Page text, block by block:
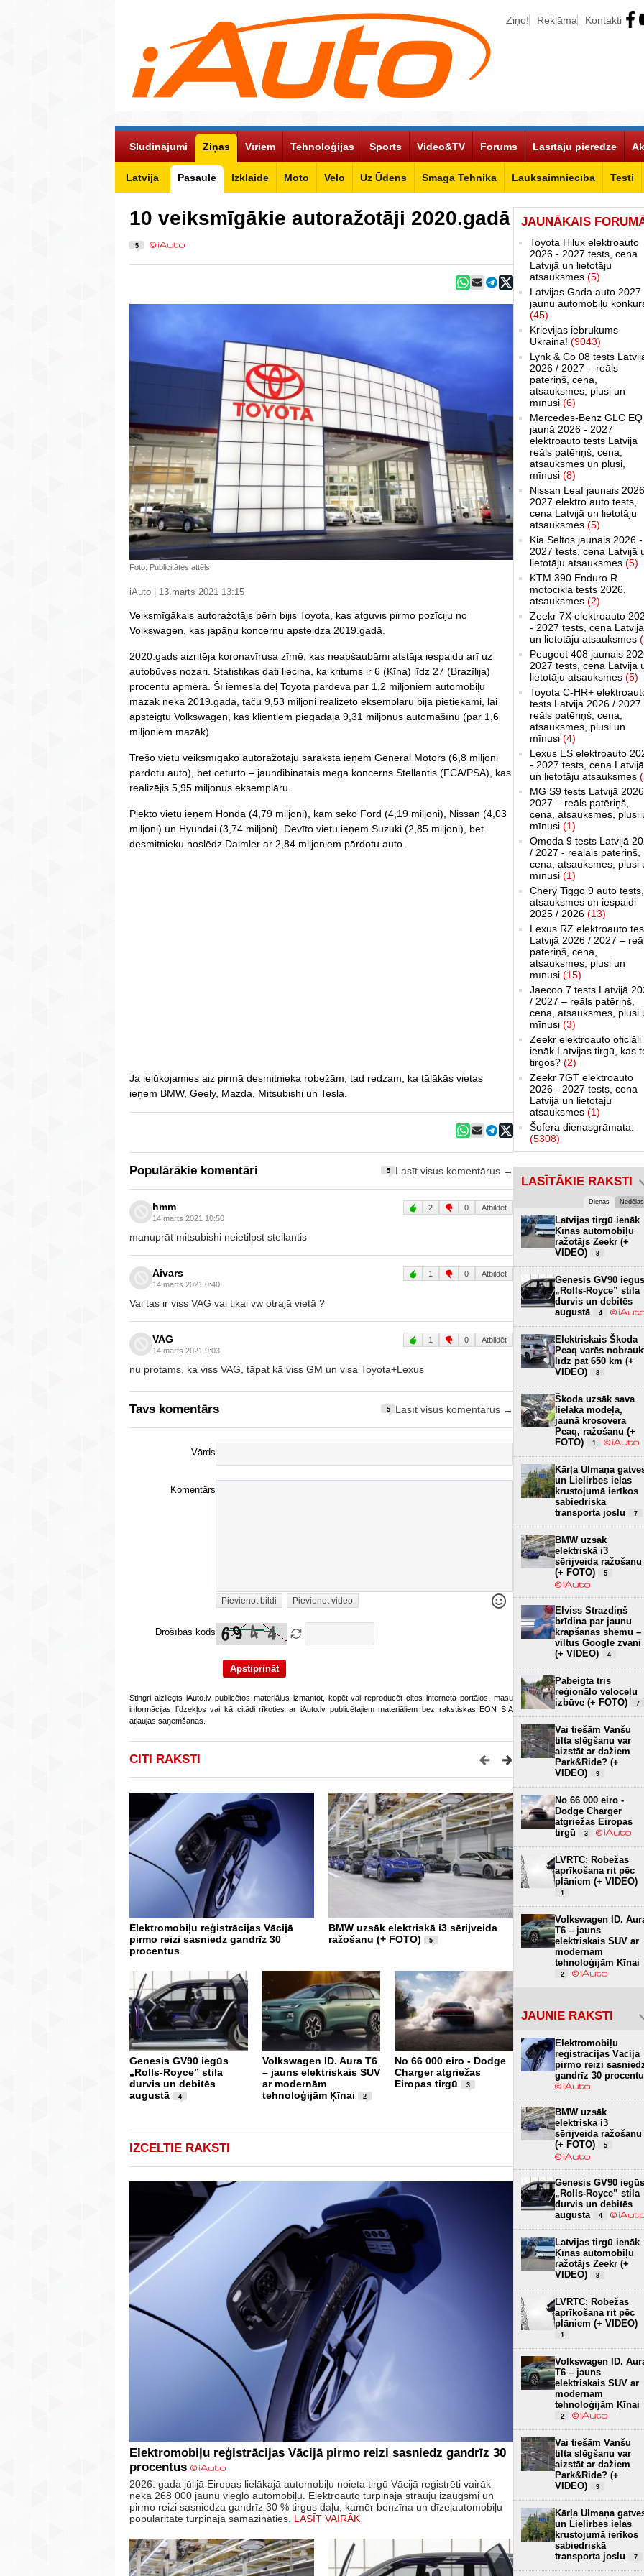
Ziņo! Reklāma Kontakti
Sludinājumi Ziņas
Latvijā Pasaulē Izklaide Moto Velo Uz Ūdens Smagā Tehnika Lauksaimniecība Testi
Vīriem Tehnoloģijas Sports Video&TV Forums Lasītāju pieredze
10 veiksmīgākie autoražotāji 2020.gadā
5
Foto: Publicitātes attēls
iAuto | 13.marts 2021 13:15
Veiksmīgākais autoražotājs pērn bijis Toyota, kas atguvis pirmo pozīciju no
Volkswagen, kas japāņu koncernu apsteidza 2019.gadā.
2020.gads aizritēja koronavīrusa zīmē, kas neapšaubāmi atstāja iespaidu arī uz
autobūves nozari. Statistikas dati liecina, ka kritums ir 6 (Ķīna) līdz 27 (Brazīlija)
procentu apmērā. Šī iemesla dēļ Toyota pārdeva par 1,2 miljoniem automobiļu
mazāk nekā 2019.gadā, taču 9,53 miljoni realizēto eksemplāru bija pietiekami, lai
apsteigtu Volkswagen, kas klientiem piegādāja 9,31 miljonus automašīnu (par 1,6
miljoniem mazāk).
Trešo vietu veiksmīgāko autoražotāju sarakstā ieņem General Motors (6,8 miljoni
pārdotu auto), bet ceturto – jaundibinātais mega koncerns Stellantis (FCA/PSA), kas
realizējis 5,95 miljonus eksemplāru.
Piekto vietu ieņem Honda (4,79 miljoni), kam seko Ford (4,19 miljoni), Nissan (4,03
miljoni) un Hyundai (3,74 miljoni). Devīto vietu ieņem Suzuki (2,85 miljoni), bet
desmitnieku noslēdz Daimler ar 2,84 miljoniem pārdotu auto.
Ja ielūkojamies aiz pirmā desmitnieka robežām, tad redzam, ka tālākās vietas
ieņem BMW, Geely, Mazda, Mitsubishi un Tesla.
Populārākie komentāri 5 Lasīt visus komentārus →
hmm
14.marts 2021 10:50
2 0 Atbildēt
manuprāt mitsubishi neietilpst stellantis
Aivars
14.marts 2021 0:40
1 0 Atbildēt
Vai tas ir viss VAG vai tikai vw otrajā vietā ?
VAG
14.marts 2021 9:03
1 0 Atbildēt
nu protams, ka viss VAG, tāpat kā viss GM un visa Toyota+Lexus
Tavs komentārs 5 Lasīt visus komentārus →
Vārds
Komentārs
Pievienot bildi Pievienot video
Drošības kods
Stingri aizliegts iAuto.lv publicētos materiālus izmantot, kopēt vai reproducēt citos interneta portālos, masu
informācijas līdzekļos vai kā citādi rīkoties ar iAuto.lv publicētajiem materiāliem bez rakstiskas EON SIA
atļaujas saņemšanas.
CITI RAKSTI
Elektromobiļu reģistrācijas Vācijā
pirmo reizi sasniedz gandrīz 30
procentus
BMW uzsāk elektriskā i3 sērijveida
ražošanu (+ FOTO)
5
Genesis GV90 iegūs
„Rolls-Royce” stila
durvis un debitēs
augustā
4
Volkswagen ID. Aura T6
– jauns elektriskais SUV
ar modernām
tehnoloģijām Ķīnai
2
No 66 000 eiro - Dodge
Charger atgriežas
Eiropas tirgū
3
Škoda uzsāk sava lielākā
jaunā krosovera Peaq,
FOTO)
1
Arī Mercedes atgriezīs
fiziskās pogas, tomēr
ekrāni dominēs
IZCELTIE RAKSTI
Elektromobiļu reģistrācijas Vācijā pirmo reizi sasniedz gandrīz 30
procentus
2026. gada jūlijā Eiropas lielākajā automobiļu noieta tirgū Vācijā reģistrēti vairāk
nekā 268 000 jaunu vieglo automobiļu. Elektroauto turpināja strauju izaugsmi un
pirmo reizi sasniedza gandrīz 30 % tirgus daļu, kamēr benzīna un dīzeļautomobiļu
popularitāte turpināja samazināties. LASĪT VAIRĀK
JAUNĀKAIS
Toyota Hilux elektroauto
2026 - 2027 tests, cena
Latvijā un lietotāju
atsauksmes (5)
Latvijas Gada auto 2027
jaunu automobiļu
(45)
Krievijas iebrukums
Ukrainā! (9043)
Lynk & Co 08 tests
2026 / 2027 – reāls
patēriņš, cena,
atsauksmes, plusi un
mīnusi (6)
Mercedes-Benz GLC EQ
jaunā 2026 - 2027
elektroauto tests Latvijā
reāls patēriņš, cena,
atsauksmes un plusi,
mīnusi (8)
Nissan Leaf jaunais
2027 elektro auto tests,
cena Latvijā un lietotāju
atsauksmes (5)
Kia Seltos jaunais 2026 -
2027 tests, cena Latvijā
lietotāju atsauksmes (5)
KTM 390 Enduro R
motocikla tests 2026,
atsauksmes (2)
Zeekr 7X elektroauto
- 2027 tests, cena Latvijā
un lietotāju atsauksmes
Peugeot 408 jaunais
2027 tests, cena Latvijā
lietotāju atsauksmes (5)
Toyota C-HR+
tests Latvijā 2026 / 2027
reāls patēriņš, cena,
atsauksmes, plusi un
mīnusi (4)
Lexus ES elektroauto
- 2027 tests, cena Latvijā
un lietotāju atsauksmes
MG S9 tests Latvijā
2027 – reāls patēriņš,
cena, atsauksmes, plusi
mīnusi (1)
Omoda 9 tests Latvijā
/ 2027 - reālais patēriņš,
cena, atsauksmes, plusi
mīnusi (1)
Chery Tiggo 9 auto tests,
atsauksmes un iespaidi
2025 / 2026 (13)
Lexus RZ elektroauto
Latvijā 2026 / 2027 –
patēriņš, cena,
atsauksmes, plusi un
mīnusi (15)
Jaecoo 7 tests Latvijā
/ 2027 – reāls patēriņš,
cena, atsauksmes, plusi
mīnusi (3)
Zeekr elektroauto oficiāli
ienāk Latvijas tirgū, kas
tirgos? (2)
Zeekr 7GT elektroauto
2026 - 2027 tests, cena
Latvijā un lietotāju
atsauksmes (1)
Šofera dienasgrāmata.
(5308)
LASĪTĀKIE RAKSTI
Dienas Nedēļas
Latvijas tirgū ienāk
Ķīnas automobiļu
ražotājs Zeekr (+
VIDEO)
8
Genesis GV90 iegūs
„Rolls-Royce” stila
durvis un debitēs
augustā
4
Elektriskais Škoda
Peaq varēs
līdz pat 650 km (+
VIDEO)
8
Škoda uzsāk sava
lielākā modeļa,
jaunā krosovera
Peaq, ražošanu (+
FOTO)
1
Kārļa Ulmaņa
un Lielirbes ielas
krustojumā ierīkos
sabiedriskā
transporta joslu
7
BMW uzsāk
elektriskā i3
sērijveida ražošanu
(+ FOTO)
5
Elviss Strazdiņš
brīdina par jaunu
krāpšanas shēmu –
viltus Google zvani
(+ VIDEO)
4
Pabeigta trīs
reģionālo veloceļu
izbūve (+ FOTO)
7
Vai tiešām Vanšu
tilta slēgšanu var
aizstāt ar dažiem
Park&Ride? (+
VIDEO)
9
No 66 000 eiro -
Dodge Charger
atgriežas Eiropas
tirgū
3
LVRTC: Robežas
aprīkošana rit pēc
plāniem (+ VIDEO)
1
Volkswagen ID.
T6 – jauns
elektriskais SUV ar
modernām
tehnoloģijām Ķīnai
2
JAUNIE RAKSTI
Elektromobiļu
reģistrācijas Vācijā
pirmo reizi
gandrīz 30
BMW uzsāk
elektriskā i3
sērijveida ražošanu
(+ FOTO)
5
Genesis GV90 iegūs
„Rolls-Royce” stila
durvis un debitēs
augustā
4
Latvijas tirgū ienāk
Ķīnas automobiļu
ražotājs Zeekr (+
VIDEO)
8
LVRTC: Robežas
aprīkošana rit pēc
plāniem (+ VIDEO)
1
Volkswagen ID.
T6 – jauns
elektriskais SUV ar
modernām
tehnoloģijām Ķīnai
2
Vai tiešām Vanšu
tilta slēgšanu var
aizstāt ar dažiem
Park&Ride? (+
VIDEO)
9
Kārļa Ulmaņa
un Lielirbes ielas
krustojumā ierīkos
sabiedriskā
transporta joslu
7